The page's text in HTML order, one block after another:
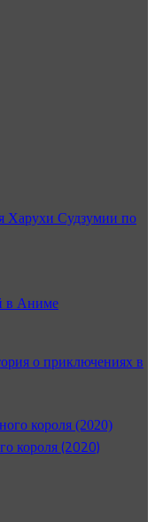
Харухи Судзумии по
в Аниме
о приключениях в
короля (2020)